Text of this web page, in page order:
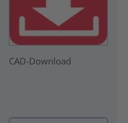
CAD-Download